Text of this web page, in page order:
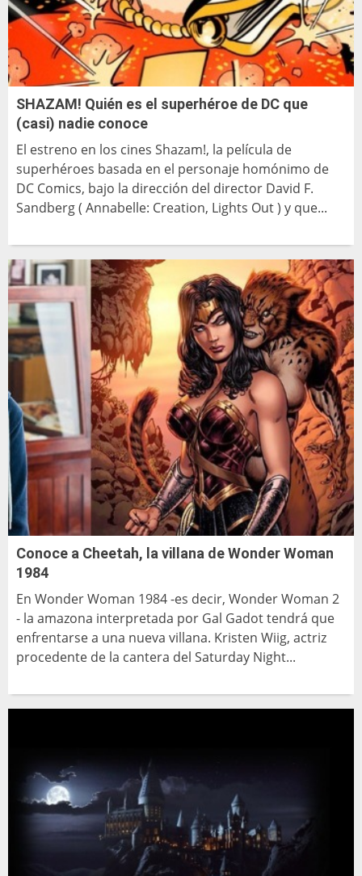
SHAZAM! Quién es el superhéroe de DC que
(casi) nadie conoce
El estreno en los cines Shazam!, la película de
superhéroes basada en el personaje homónimo de
DC Comics, bajo la dirección del director David F.
Sandberg ( Annabelle: Creation, Lights Out ) y que...
Conoce a Cheetah, la villana de Wonder Woman
1984
En Wonder Woman 1984 -es decir, Wonder Woman 2
- la amazona interpretada por Gal Gadot tendrá que
enfrentarse a una nueva villana. Kristen Wiig, actriz
procedente de la cantera del Saturday Night...